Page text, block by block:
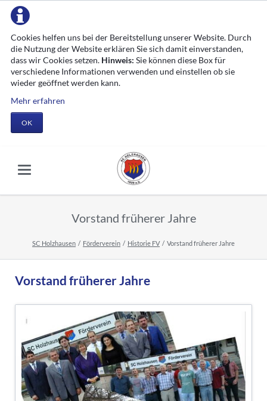
Cookies helfen uns bei der Bereitstellung unserer Website. Durch
die Nutzung der Website erklären Sie sich damit einverstanden,
dass wir Cookies setzen. Hinweis: Sie können diese Box für
verschiedene Informationen verwenden und einstellen ob sie
wieder geöffnet werden kann.
Mehr erfahren
OK
Vorstand früherer Jahre
SC Holzhausen Förderverein Historie FV Vorstand früherer Jahre
Vorstand früherer Jahre